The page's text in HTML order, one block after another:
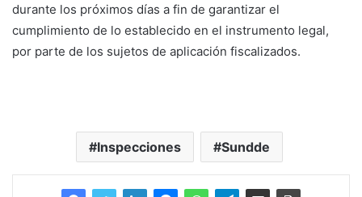
durante los próximos días a fin de garantizar el
cumplimiento de lo establecido en el instrumento legal,
por parte de los sujetos de aplicación fiscalizados.
Inspecciones Sundde